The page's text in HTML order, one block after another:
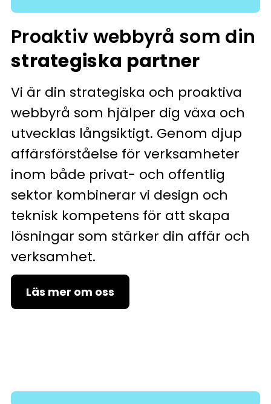
Proaktiv webbyrå som din
strategiska partner
Vi är din strategiska och proaktiva
webbyrå som hjälper dig växa och
utvecklas långsiktigt. Genom djup
affärsförståelse för verksamheter
inom både privat- och offentlig
sektor kombinerar vi design och
teknisk kompetens för att skapa
lösningar som stärker din affär och
verksamhet.
Läs mer om oss